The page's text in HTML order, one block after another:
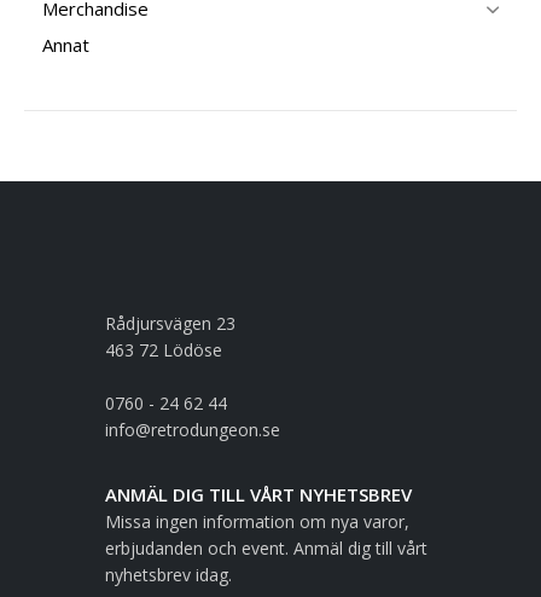
Merchandise
Annat
Rådjursvägen 23
463 72 Lödöse
0760 - 24 62 44
info@retrodungeon.se
ANMÄL DIG TILL VÅRT NYHETSBREV
Missa ingen information om nya varor,
erbjudanden och event. Anmäl dig till vårt
nyhetsbrev idag.